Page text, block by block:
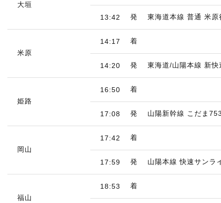
大垣
13:42 発 東海道本線 普通 米原
米原
14:17 着
14:20 発 東海道/山陽本線 新快
姫路
16:50 着
17:08 発 山陽新幹線 こだま
岡山
17:42 着
17:59 発 山陽本線 快速サンラ
福山
18:53 着